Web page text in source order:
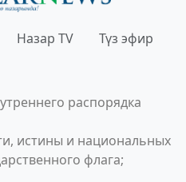
Назар TV Түз эфир
распорядка
истины и национальных
флага;